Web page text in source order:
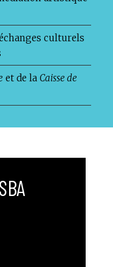
culturels
et de la Caisse de